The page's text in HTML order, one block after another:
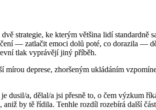
dvě strategie, ke kterým většina lidí
— zatlačit emoci dolů poté, co dorazila —
tlak vyprávějí jiný příběh.
deprese, zhoršeným ukládáním
dusil/a, dělal/a jsi přesně to, o čem
by tě řídila. Tenhle rozdíl rozebírá další